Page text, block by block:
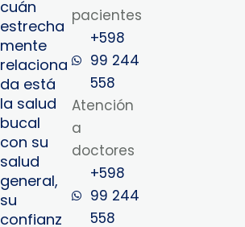
cuán
estrecha
mente
relaciona
da está
la salud
bucal
con su
salud
general,
su
confianz
pacientes
+598
99 244
558
Atención
a
doctores
+598
99 244
558‬‬